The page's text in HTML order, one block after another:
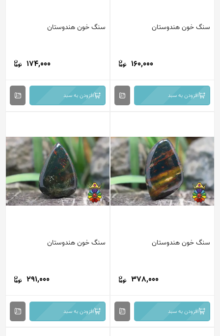
سنگ خون هندوستان
160,000
افزودن به سبد
سنگ خون هندوستان
174,000
افزودن به سبد
سنگ خون هندوستان
378,000
افزودن به سبد
سنگ خون هندوستان
291,000
افزودن به سبد